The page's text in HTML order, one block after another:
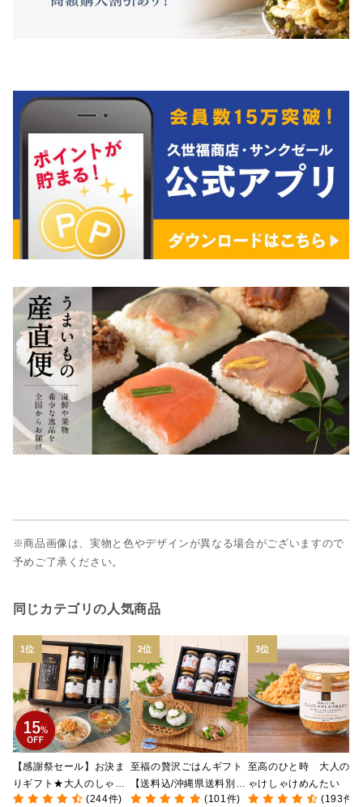
※商品画像は、実物と色やデザインが異なる場合がございますので
予めご了承ください。
同じカテゴリの人気商品
【感謝祭セール】お決ま
りギフト★大人のしゃけ
しゃけめんたい入り【送
(244件)
至福の贅沢ごはんギフト
【送料込/沖縄県送料別
途】【化粧箱包装付/オン
(101件)
至高のひと時 大人のし
ゃけしゃけめんたい
80g【鮭ほぐし・フレー
(193件)